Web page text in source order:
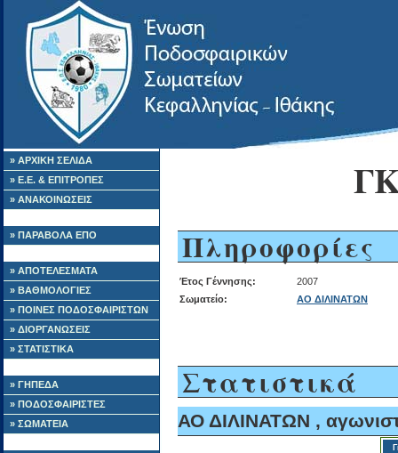
» ΑΡΧΙΚΗ ΣΕΛΙΔΑ
» Ε.Ε. & ΕΠΙΤΡΟΠΕΣ
» ΑΝΑΚΟΙΝΩΣΕΙΣ
» ΠΑΡΑΒΟΛΑ ΕΠΟ
» ΑΠΟΤΕΛΕΣΜΑΤΑ
» ΒΑΘΜΟΛΟΓΙΕΣ
» ΠΟΙΝΕΣ ΠΟΔΟΣΦΑΙΡΙΣΤΩΝ
» ΔΙΟΡΓΑΝΩΣΕΙΣ
» ΣΤΑΤΙΣΤΙΚΑ
» ΓΗΠΕΔΑ
» ΠΟΔΟΣΦΑΙΡΙΣΤΕΣ
» ΣΩΜΑΤΕΙΑ
Πληροφορίες
Έτος Γέννησης:
2007
Σωματείο:
ΑΟ ΔΙΛΙΝΑΤΩΝ
Στατιστικά
ΑΟ ΔΙΛΙΝΑΤΩΝ ,